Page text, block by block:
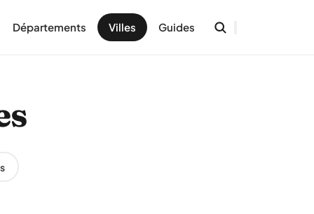
Départements Villes Guides